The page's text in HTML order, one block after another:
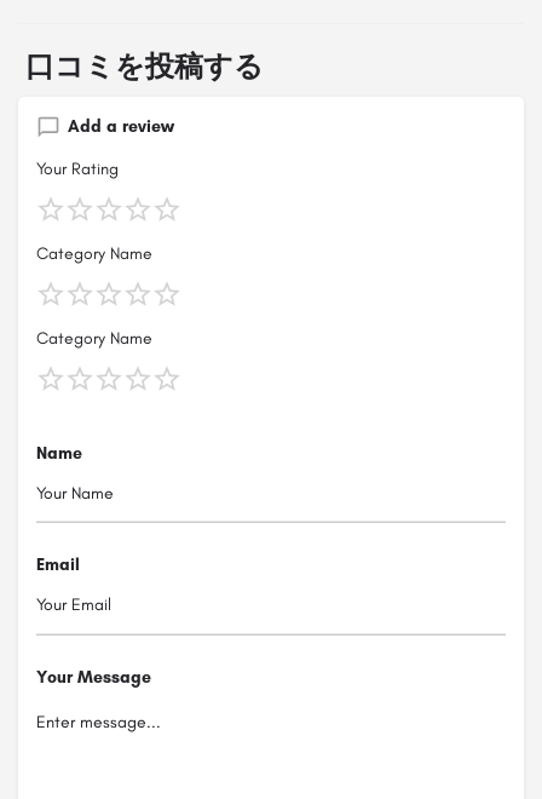
口コミを投稿する
Add a review
Your Rating
Category Name
Category Name
Name
Email
Your Message